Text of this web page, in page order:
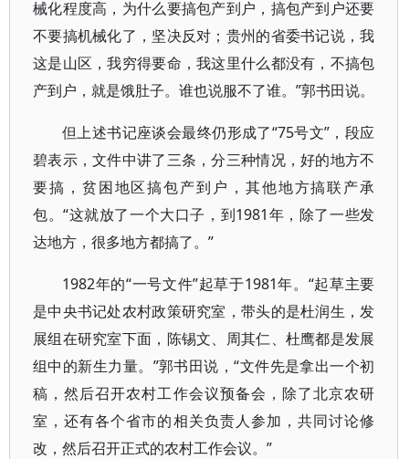
械化程度高，为什么要搞包产到户，搞包产到户还要
不要搞机械化了，坚决反对；贵州的省委书记说，我
这是山区，我穷得要命，我这里什么都没有，不搞包
产到户，就是饿肚子。谁也说服不了谁。”郭书田说。
但上述书记座谈会最终仍形成了“75号文”，段应
碧表示，文件中讲了三条，分三种情况，好的地方不
要搞，贫困地区搞包产到户，其他地方搞联产承
包。“这就放了一个大口子，到1981年，除了一些发
达地方，很多地方都搞了。”
1982年的“一号文件”起草于1981年。“起草主要
是中央书记处农村政策研究室，带头的是杜润生，发
展组在研究室下面，陈锡文、周其仁、杜鹰都是发展
组中的新生力量。”郭书田说，“文件先是拿出一个初
稿，然后召开农村工作会议预备会，除了北京农研
室，还有各个省市的相关负责人参加，共同讨论修
改，然后召开正式的农村工作会议。”